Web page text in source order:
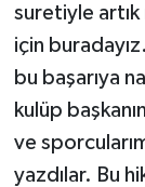
suretiyle artık
için buradayız.
bu başarıya
kulüp
ve
yazdılar. Bu